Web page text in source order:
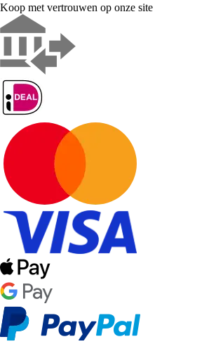
Koop met vertrouwen op onze site